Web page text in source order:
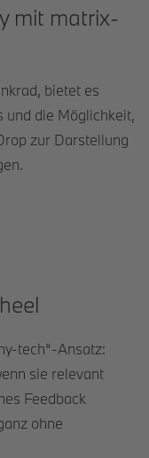
mit matrix-
bietet es
und die Möglichkeit,
zur Darstellung
tech“-Ansatz:
sie relevant
Feedback
ohne